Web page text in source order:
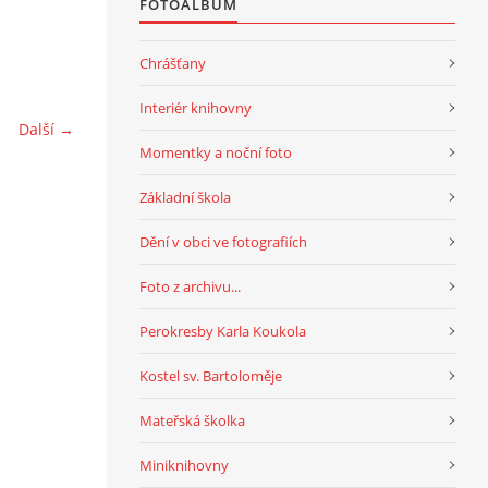
Další →
Chrášťany
Interiér knihovny
Momentky a noční foto
Základní škola
Dění v obci ve fotografiích
Foto z archivu...
Perokresby Karla Koukola
Kostel sv. Bartoloměje
Mateřská školka
Miniknihovny